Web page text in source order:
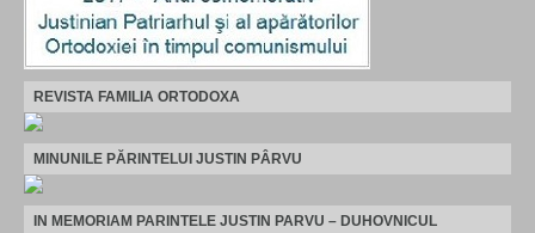
REVISTA FAMILIA ORTODOXA
MINUNILE PĂRINTELUI JUSTIN PÂRVU
IN MEMORIAM PARINTELE JUSTIN PARVU – DUHOVNICUL